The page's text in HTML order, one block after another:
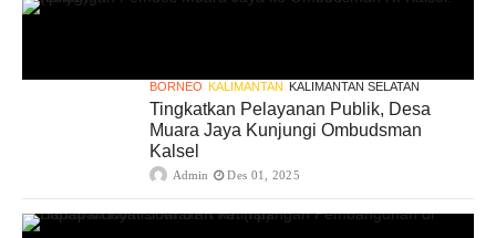
BORNEO KALIMANTAN KALIMANTAN SELATAN
Tingkatkan Pelayanan Publik, Desa
Muara Jaya Kunjungi Ombudsman
Kalsel
Admin Des 01, 2025